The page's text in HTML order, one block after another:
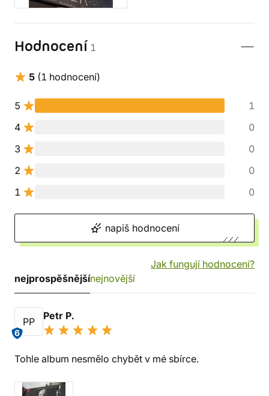
Hodnocení 1
5 (1 hodnocení)
5
1
4
0
3
0
2
0
1
0
napiš hodnocení
Jak fungují hodnocení?
nejprospěšnějšínejnovější
PP
6
Petr P.
Tohle album nesmělo chybět v mé sbírce.